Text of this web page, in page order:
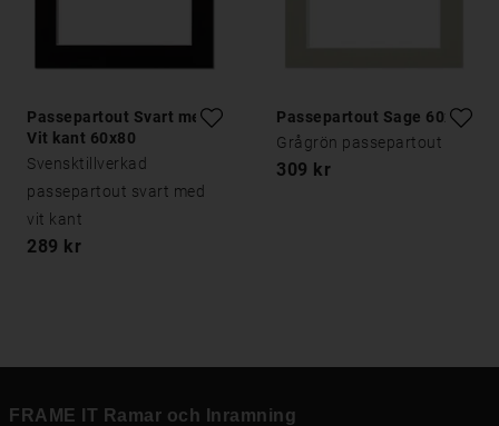
Passepartout Svart med
Vit kant 60x80
Svensktillverkad
passepartout svart med
vit kant
289 kr
Passepartout Sage 60x80
Grågrön passepartout
309 kr
FRAME IT Ramar och Inramning